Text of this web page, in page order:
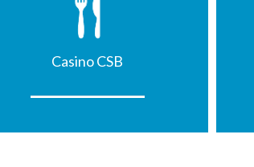
Casino CSB